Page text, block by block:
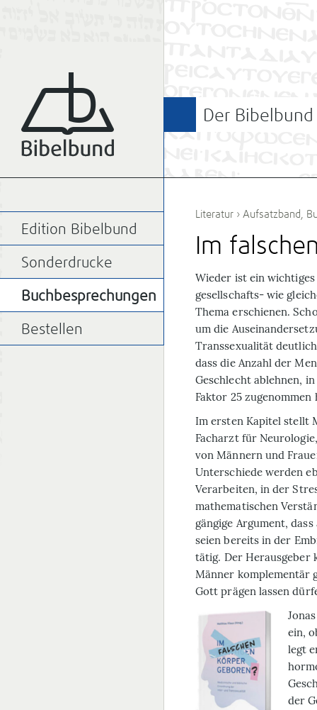
Der Bibelbund
Literatur › Aufsatzband,
Im
Wieder ist ein
gesellschafts- wie
Thema erschienen.
um die
Transsexualität
dass die Anzahl der
Geschlecht ablehnen,
Faktor 25 zugenommen
Im ersten Kapitel stellt
Facharzt für
von Männern und
Unterschiede werden
Verarbeiten, in der
mathematischen
gängige Argument,
seien bereits in der
tätig. Der Herausgeber
Männer komplementär
Gott prägen lassen
ein,
legt
der
Edition Bibelbund
Sonderdrucke
Buchbesprechungen
Bestellen